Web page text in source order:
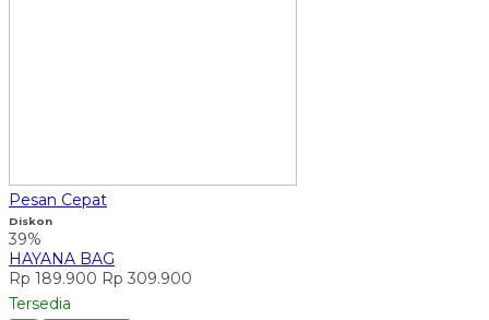
Pesan Cepat
Diskon
39%
HAYANA BAG
Rp 189.900 Rp 309.900
Tersedia